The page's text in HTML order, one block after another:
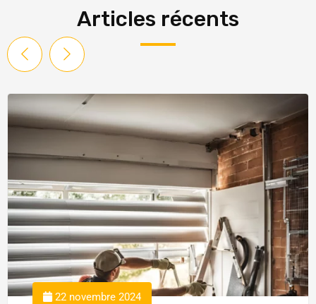
Articles récents
22 novembre 2024